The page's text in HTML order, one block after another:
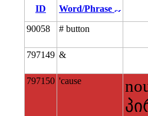
ID
Word/Phrase
90058
# button
797149 &
797150 'cause